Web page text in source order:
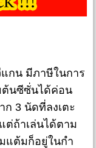
น มีภาษีในการ
ต้นซีซั่นได้ค่อน
ก 3 นัดที่ลงเตะ
ต่ถ้าเล่นได้ตาม
แต้มก็อยู่ในกำ